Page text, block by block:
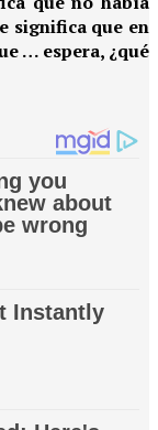
significa que en
… espera, ¿qué